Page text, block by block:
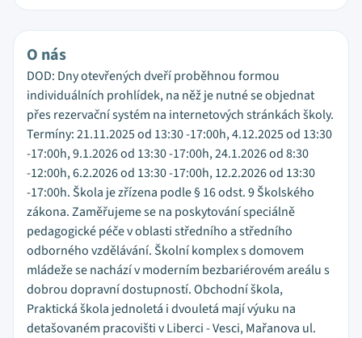
O nás
DOD: Dny otevřených dveří proběhnou formou
individuálních prohlídek, na něž je nutné se objednat
přes rezervační systém na internetových stránkách školy.
Termíny: 21.11.2025 od 13:30 -17:00h, 4.12.2025 od 13:30
-17:00h, 9.1.2026 od 13:30 -17:00h, 24.1.2026 od 8:30
-12:00h, 6.2.2026 od 13:30 -17:00h, 12.2.2026 od 13:30
-17:00h. Škola je zřízena podle § 16 odst. 9 Školského
zákona. Zaměřujeme se na poskytování speciálně
pedagogické péče v oblasti středního a středního
odborného vzdělávání. Školní komplex s domovem
mládeže se nachází v moderním bezbariérovém areálu s
dobrou dopravní dostupností. Obchodní škola,
Praktická škola jednoletá i dvouletá mají výuku na
detašovaném pracovišti v Liberci - Vesci, Mařanova ul.